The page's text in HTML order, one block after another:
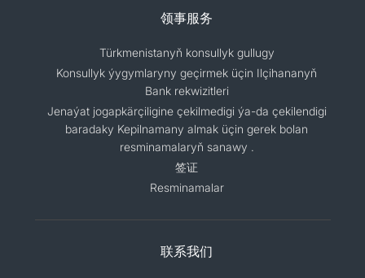
领事服务
Türkmenistanyň konsullyk gullugy
Konsullyk ýygymlaryny geçirmek üçin Ilçihananyň
Bank rekwizitleri
Jenaýat jogapkärçiligine çekilmedigi ýa-da çekilendigi
baradaky Kepilnamany almak üçin gerek bolan
resminamalaryň sanawy .
签证
Resminamalar
联系我们